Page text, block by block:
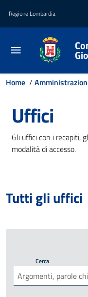
Vai al contenuto principale
Vai al footer
Regione Lombardia
Home /
Uffici
Gli uffici con i recapiti,
modalità di accesso.
Tutti gli uffici
Cerca